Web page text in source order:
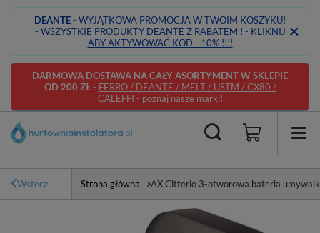
DEANTE- WYJĄTKOWA PROMOCJA W TWOIM KOSZYKU!
- WSZYSTKIE PRODUKTY DEANTE Z RABATEM ! - KLIKNIJ
ABY AKTYWOWAĆ KOD - 10% !!!!
DARMOWA DOSTAWA NA CAŁY ASORTYMENT W SKLEPIE
OD 200 ZŁ- FERRO / DEANTE / MELT / USTM / CX80 /
CALEFFI - poznaj nasze marki!
Wstecz Strona główna AX Citterio 3-otworowa bateria